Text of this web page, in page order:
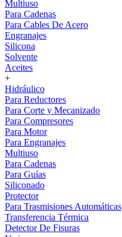
Multiuso
Para Cadenas
Para Cables De Acero
Engranajes
Silicona
Solvente
Aceites
+
Hidráulico
Para Reductores
Para Corte y Mecanizado
Para Compresores
Para Motor
Para Engranajes
Multiuso
Para Cadenas
Para Guías
Siliconado
Protector
Para Trasmisiones Automáticas
Transferencia Térmica
Detector De Fisuras